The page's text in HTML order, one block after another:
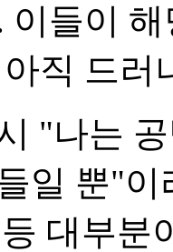
이들이
직 드러
"나는
일 뿐"
대부분